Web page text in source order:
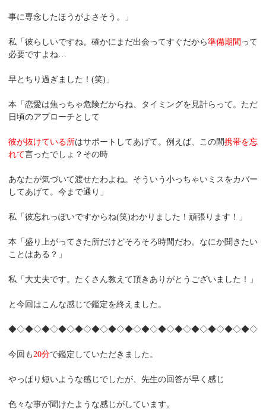
事に専念したほうがよさそう。」
私「彼らしいですね。確かにまだ出会ってすぐだから準備期間 って
必要ですよね…
早とちり過ぎました！(笑)」
本「恋愛は焦っちゃ危険だからね、タイミングを見計らって。ただ
日頃のアプローチとして
彼が抜けている所はサポートしてあげて。例えば、この間携帯を忘
れて言ったでしょ？その時
あなたが気づいて渡せたわよね。そういう小っちゃいミスをカバー
してあげて。今まで通り」
私「彼忘れっぽいですからね(笑)わかりました！頑張ります！」
本「盛り上がってきた所だけどそろそろ時間だわ。なにか聞きたい
ことはある？」
私「大丈夫です。たくさん教えて頂きありがとうございました！」
と今回はこんな感じで鑑定を終えました。
◆◇◆◇◆◇◆◇◆◇◆◇◆◇◆◇◆◇◆◇◆◇◆◇◆◇◆◇◆◇
今回も20分で鑑定していただきました。
やっぱり短いような感じでしたが、先生の回答が早く感じ
色々な事が聞けたような感じがしています。